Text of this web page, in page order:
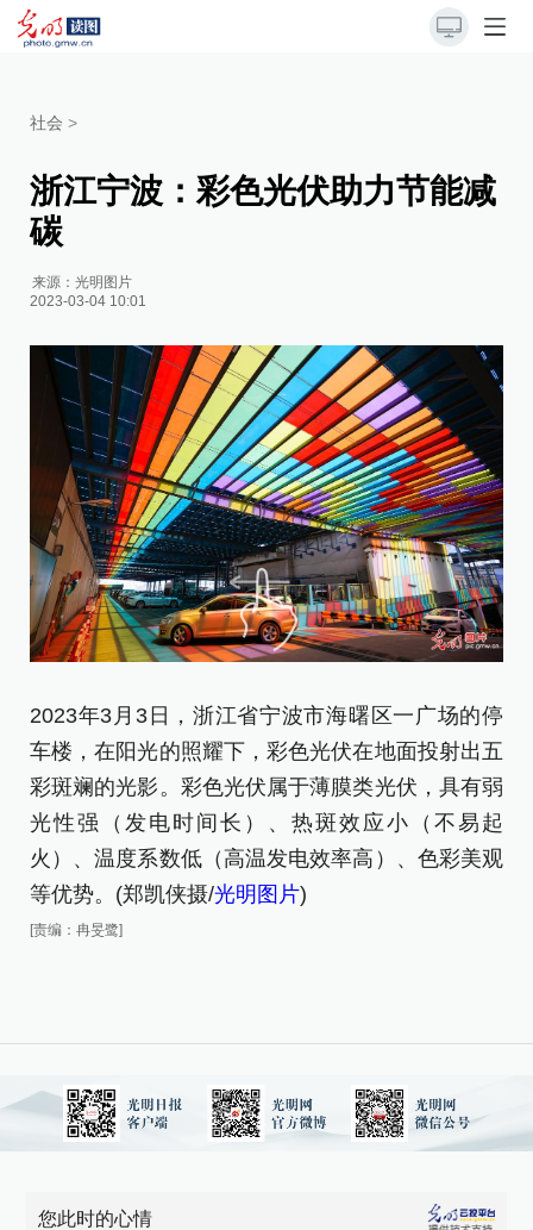
社会 >
浙江宁波：彩色光伏助力节能减
碳
来源：光明图片
2023-03-04 10:01
2023年3月3日，浙江省宁波市海曙区一广场的停
车楼，在阳光的照耀下，彩色光伏在地面投射出五
彩斑斓的光影。彩色光伏属于薄膜类光伏，具有弱
光性强（发电时间长）、热斑效应小（不易起
火）、温度系数低（高温发电效率高）、色彩美观
等优势。(郑凯侠摄/光明图片)
[责编：冉旻鹭]
您此时的心情